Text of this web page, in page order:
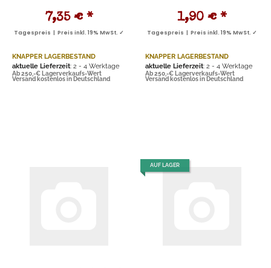
7,35 € *
Tagespreis | Preis inkl. 19% MwSt. ✓
KNAPPER LAGERBESTAND
aktuelle Lieferzeit: 2 - 4 Werktage
Ab 250,-€ Lagerverkaufs-Wert
Versand kostenlos in Deutschland
1,90 € *
Tagespreis | Preis inkl. 19% MwSt. ✓
KNAPPER LAGERBESTAND
aktuelle Lieferzeit: 2 - 4 Werktage
Ab 250,-€ Lagerverkaufs-Wert
Versand kostenlos in Deutschland
AUF LAGER